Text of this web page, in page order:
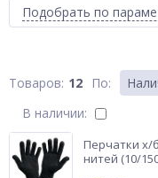
Подобрать по
12 По:
В наличии:
Перчатки х/
нитей (10/